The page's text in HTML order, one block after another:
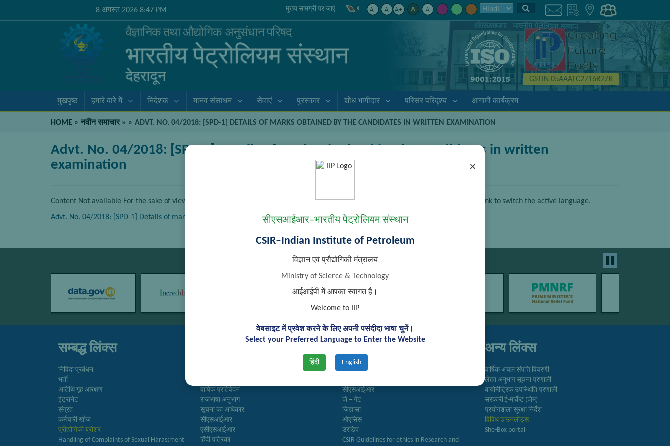
×
सीएसआईआर–भारतीय पेट्रोलियम संस्थान
CSIR–Indian Institute of Petroleum
विज्ञान एवं प्रौद्योगिकी मंत्रालय
Ministry of Science & Technology
आईआईपी में आपका स्वागत है।
Welcome to IIP
वेबसाइट में प्रवेश करने के लिए अपनी पसंदीदा भाषा चुनें।
Select your Preferred Language to Enter the Website
हिंदी English
8 अगस्त 2026 8:47 PM मुख्य सामग्री पर जाएं
वैज्ञानिक तथा औद्योगिक अनुसंधान परिषद
भारतीय पेट्रोलियम संस्थान
देहरादून GSTIN 05AAATC2716R2ZK
मुखपृष्ठ हमारे बारे में निदेशक मानव संसाधन सेवाएं पुरस्कार शोध भागीदार परिसर परिदृश्य आगामी कार्यक्रम
HOME » नवीन समाचार» » ADVT. NO. 04/2018: [SPD-1] DETAILS OF MARKS OBTAINED BY THE CANDIDATES IN WRITTEN EXAMINATION
Advt. No. 04/2018: [SPD-1] Details of marks obtained by the candidates in written
examination
Content Not available For the sake of viewer convenience, the content is shown below in the alternative language. You may click the link to switch the active language.
Advt. No. 04/2018: [SPD-1] Details of marks obtained by the candidates in written examination
सम्बद्ध लिंक्स
निविदा प्रबंधन
भर्ती
अतिथि गृह आरक्षण
इंट्रानेट
संग्रह
कर्मचारी खोज
प्रौद्योगिकी ब्रोशर
Handling of Complaints of Sexual Harassment
वार्षिक प्रतिवेदन
राजभाषा अनुभाग
सूचना का अधिकार
सीएसआईआर
एसीएसआईआर
हिंदी पत्रिका
अनुसन्धान
सीएसआईआर
जे – गेट
जिज्ञासा
ओएसिस
उरडिप
CSIR Guidelines for ethics in Research and
अन्य लिंक्स
वार्षिक अचल संपत्ति विवरणी
लेखा अनुभाग सूचना प्रणाली
बायोमीट्रिक उपस्थिति प्रणाली
सरकारी ई-मार्केट (जेम)
प्रयोगशाला सुरक्षा निर्देश
विविध डाउनलोड्स
She-Box portal